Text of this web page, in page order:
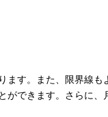
す。また、限界線も
できます。さらに